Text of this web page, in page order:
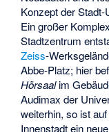
Konzept der
Ein großer
Stadtzentrum
Zeiss-
Abbe-Platz; hier
Hörsaalim
Audimax der
weiterhin, so ist
Innenstadt ein